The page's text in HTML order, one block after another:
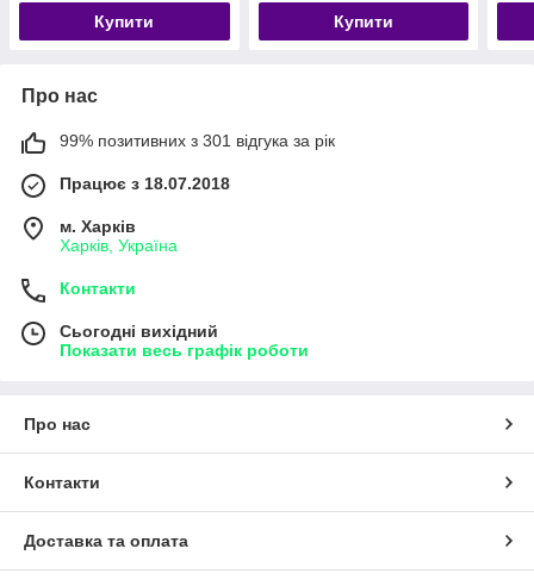
Купити Купити
Про нас
99% позитивних з 301 відгука за рік
Працює з 18.07.2018
м. Харків
Харків, Україна
Контакти
Сьогодні вихідний
Показати весь графік роботи
Про нас
Контакти
Доставка та оплата